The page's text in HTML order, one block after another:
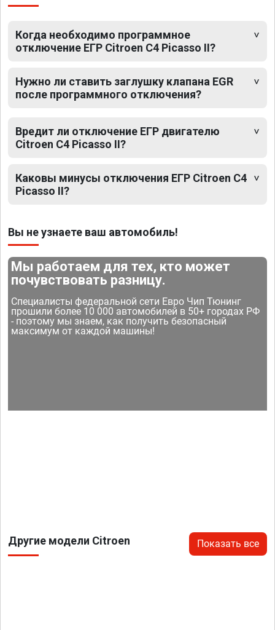
Когда необходимо программное
отключение ЕГР Citroen C4 Picasso II?
Нужно ли ставить заглушку клапана EGR
после программного отключения?
Вредит ли отключение ЕГР двигателю
Citroen C4 Picasso II?
Каковы минусы отключения ЕГР Citroen C4
Picasso II?
Вы не узнаете ваш автомобиль!
Мы работаем для тех, кто может
почувствовать разницу.
Специалисты федеральной сети Евро Чип Тюнинг
прошили более 10 000 автомобилей в 50+ городах РФ
- поэтому мы знаем, как получить безопасный
максимум от каждой машины!
Другие модели Citroen Показать все